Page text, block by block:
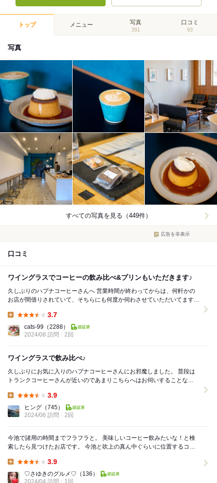
トップ メニュー 写真
391
口コミ
93
写真
すべての写真を見る（449件）
広告を非表示
口コミ
ワイングラスでコーヒーの飲み比べ&プリンもいただきます♪
久しぶりのハプナコーヒーさんへ 営業時間が終わってからは、何軒かの
お店が間借りされていて、そちらにも何度か伺わさせていただいてます
3.7
cats-99 （2288）
2024/08 訪問
2回
ワイングラスで飲み比べ♪
久しぶりにお気に入りのハプナコーヒーさんにお邪魔しました。 普段は
トランクコーヒーさんが近いのであまりこちらへはお伺いすることな
3.9
ヒング （745）
2024/06 訪問
2回
今池で諸用の時間までフラフラと。 美味しいコーヒー飲みたいな！と検
索したら見つけたお店です。 今池と吹上の真ん中ぐらいに位置するコー
3.9
♡さゆきのグルメ♡ （136）